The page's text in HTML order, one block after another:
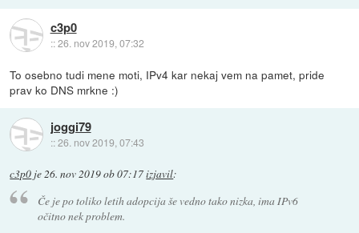
c3p0
::26. nov 2019, 07:32
To osebno tudi mene moti, IPv4 kar nekaj vem na pamet, pride
prav ko DNS mrkne :)
joggi79
::26. nov 2019, 07:43
c3p0 je26. nov 2019 ob 07:17izjavil:
Če je po toliko letih adopcija še vedno tako nizka, ima IPv6
očitno nek problem.